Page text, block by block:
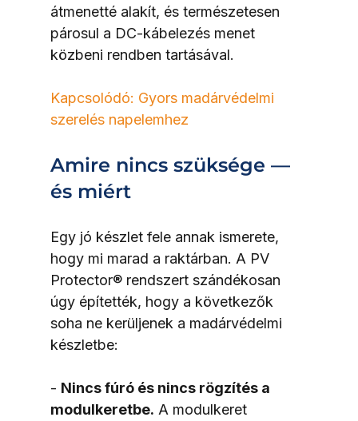
átmenetté alakít, és természetesen
párosul a DC-kábelezés menet
közbeni rendben tartásával.
Kapcsolódó: Gyors madárvédelmi
szerelés napelemhez
Amire nincs szüksége —
és miért
Egy jó készlet fele annak ismerete,
hogy mi marad a raktárban. A PV
Protector® rendszert szándékosan
úgy építették, hogy a következők
soha ne kerüljenek a madárvédelmi
készletbe:
- Nincs fúró és nincs rögzítés a
modulkeretbe. A modulkeret